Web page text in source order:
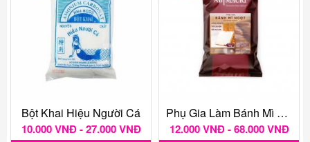
Bột Khai Hiệu Người Cá
10.000 VNĐ - 27.000 VNĐ
Phụ Gia Làm Bánh Mì Ngọt Mauri
12.000 VNĐ - 68.000 VNĐ